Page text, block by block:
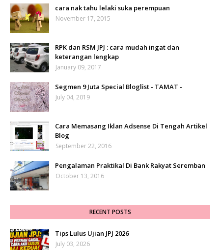
cara nak tahu lelaki suka perempuan
November 17, 2015
RPK dan RSM JPJ : cara mudah ingat dan
keterangan lengkap
January 09, 2017
Segmen 9 Juta Special Bloglist - TAMAT -
July 04, 2019
Cara Memasang Iklan Adsense Di Tengah Artikel
Blog
September 22, 2016
Pengalaman Praktikal Di Bank Rakyat Seremban
October 13, 2016
RECENT POSTS
Tips Lulus Ujian JPJ 2026
July 03, 2026